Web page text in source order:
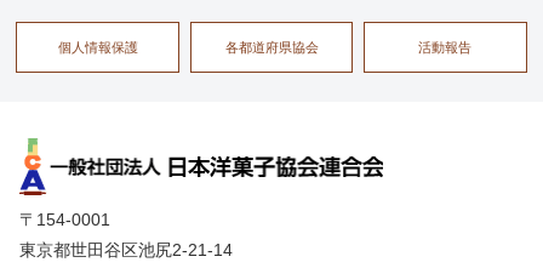
個人情報保護 各都道府県協会 活動報告
〒154-0001
東京都世田谷区池尻2-21-14